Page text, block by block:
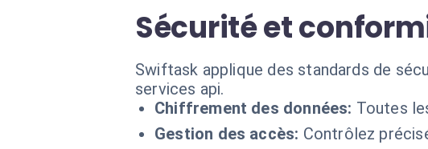
Sécurité et
Swiftask applique des standards de
services api.
Chiffrement des données: Toutes
Gestion des accès: Contrôlez